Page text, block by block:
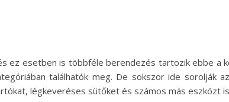
ez esetben is többféle berendezés tartozik ebbe a
találhatók meg. De sokszor ide sorolják
légkeveréses sütőket és számos más eszközt